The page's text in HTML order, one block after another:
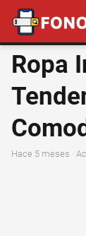
Ropa
hace 5 meses ·